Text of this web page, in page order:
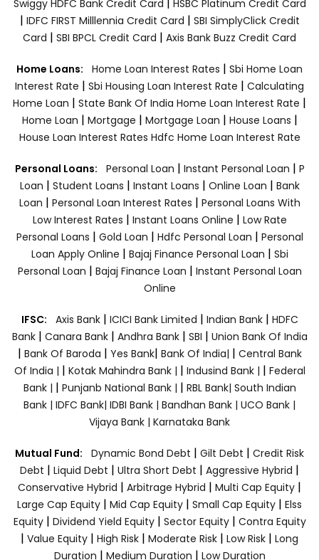
Swiggy HDFC Bank Credit Card HSBC Platinum Credit Card
| IDFC FIRST Milllennia Credit Card | SBI SimplyClick Credit
Card | SBI BPCL Credit Card | Axis Bank Buzz Credit Card
Home Loans: Home Loan Interest Rates | Sbi Home Loan
Interest Rate | Sbi Housing Loan Interest Rate | Calculating
Home Loan | State Bank Of India Home Loan Interest Rate |
Home Loan | Mortgage | Mortgage Loan | House Loans |
House Loan Interest Rates Hdfc Home Loan Interest Rate
Personal Loans: Personal Loan | Instant Personal Loan | P
Loan | Student Loans | Instant Loans | Online Loan | Bank
Loan | Personal Loan Interest Rates | Personal Loans With
Low Interest Rates | Instant Loans Online | Low Rate
Personal Loans | Gold Loan | Hdfc Personal Loan | Personal
Loan Apply Online | Bajaj Finance Personal Loan | Sbi
Personal Loan | Bajaj Finance Loan | Instant Personal Loan
Online
IFSC: Axis Bank | ICICI Bank Limited | Indian Bank | HDFC
Bank| Canara Bank | Andhra Bank| SBI | Union Bank Of India
| Bank Of Baroda | Yes Bank| Bank Of India| | Central Bank
Of India | | Kotak Mahindra Bank | | Indusind Bank | | Federal
Bank | | Punjanb National Bank | | RBL Bank| South Indian
Bank | IDFC Bank| IDBI Bank | Bandhan Bank | UCO Bank |
Vijaya Bank | Karnataka Bank
Mutual Fund: Dynamic Bond Debt | Gilt Debt | Credit Risk
Debt | Liquid Debt | Ultra Short Debt | Aggressive Hybrid |
Conservative Hybrid | Arbitrage Hybrid | Multi Cap Equity |
Large Cap Equity | Mid Cap Equity | Small Cap Equity | Elss
Equity| Dividend Yield Equity| Sector Equity | Contra Equity
| Value Equity | High Risk | Moderate Risk | Low Risk | Long
Duration | Medium Duration | Low Duration